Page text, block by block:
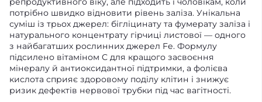
потрібно швидко відновити рівень заліза. Унікальна
суміш із трьох джерел: бігліцинату та фумерату заліза і
натурального концентрату гірчиці листової — одного
з найбагатших рослинних джерел Fe. Формулу
підсилено вітаміном C для кращого засвоєння
мінералу й антиоксидантної підтримки, а фолієва
кислота сприяє здоровому поділу клітин і знижує
ризик дефектів нервової трубки під час вагітності.